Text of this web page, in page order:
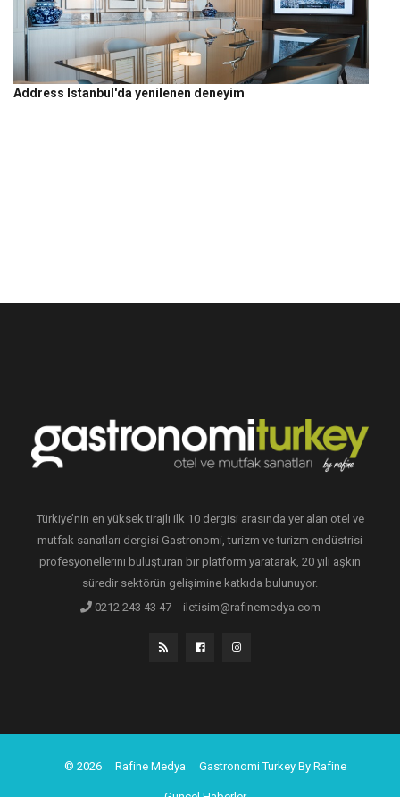
Address Istanbul'da yenilenen deneyim
Türkiye’nin en yüksek tirajlı ilk 10 dergisi arasında yer alan otel ve
mutfak sanatları dergisi Gastronomi, turizm ve turizm endüstrisi
profesyonellerini buluşturan bir platform yaratarak, 20 yılı aşkın
süredir sektörün gelişimine katkıda bulunuyor.
0212 243 43 47
iletisim@rafinemedya.com
© 2026 Rafine Medya Gastronomi Turkey By Rafine